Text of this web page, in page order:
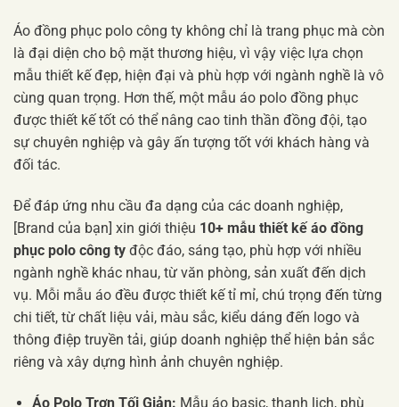
Áo đồng phục polo công ty không chỉ là trang phục mà còn
là đại diện cho bộ mặt thương hiệu, vì vậy việc lựa chọn
mẫu thiết kế đẹp, hiện đại và phù hợp với ngành nghề là vô
cùng quan trọng. Hơn thế, một mẫu áo polo đồng phục
được thiết kế tốt có thể nâng cao tinh thần đồng đội, tạo
sự chuyên nghiệp và gây ấn tượng tốt với khách hàng và
đối tác.
Để đáp ứng nhu cầu đa dạng của các doanh nghiệp,
[Brand của bạn] xin giới thiệu 10+ mẫu thiết kế áo đồng
phục polo công ty độc đáo, sáng tạo, phù hợp với nhiều
ngành nghề khác nhau, từ văn phòng, sản xuất đến dịch
vụ. Mỗi mẫu áo đều được thiết kế tỉ mỉ, chú trọng đến từng
chi tiết, từ chất liệu vải, màu sắc, kiểu dáng đến logo và
thông điệp truyền tải, giúp doanh nghiệp thể hiện bản sắc
riêng và xây dựng hình ảnh chuyên nghiệp.
Áo Polo Trơn Tối Giản: Mẫu áo basic, thanh lịch, phù